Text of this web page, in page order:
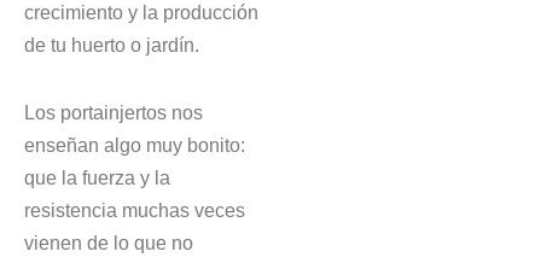
crecimiento y la producción
de tu huerto o jardín.
Los portainjertos nos
enseñan algo muy bonito:
que la fuerza y la
resistencia muchas veces
vienen de lo que no